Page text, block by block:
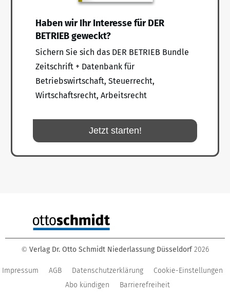
Haben wir Ihr Interesse für DER
BETRIEB geweckt?
Sichern Sie sich das DER BETRIEB Bundle
Zeitschrift + Datenbank für
Betriebswirtschaft, Steuerrecht,
Wirtschaftsrecht, Arbeitsrecht
Jetzt starten!
© Verlag Dr. Otto Schmidt Niederlassung Düsseldorf 2026
Impressum AGB Datenschutzerklärung
Cookie-Einstellungen
Abo kündigen
Barrierefreiheit